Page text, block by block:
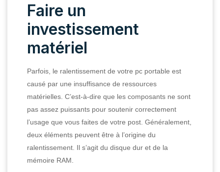
Faire un
investissement
matériel
Parfois, le ralentissement de votre pc portable est
causé par une insuffisance de ressources
matérielles. C’est-à-dire que les composants ne sont
pas assez puissants pour soutenir correctement
l’usage que vous faites de votre post. Généralement,
deux éléments peuvent être à l’origine du
ralentissement. Il s’agit du disque dur et de la
mémoire RAM.